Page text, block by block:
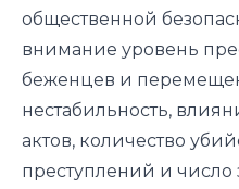
общественной
внимание уровень
беженцев и
нестабильность,
актов, количество
преступлений и число